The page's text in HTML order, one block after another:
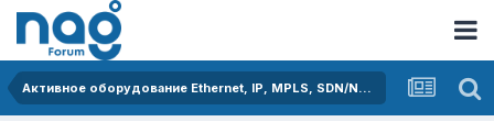
Активное оборудование Ethernet, IP, MPLS, SDN/NFV...